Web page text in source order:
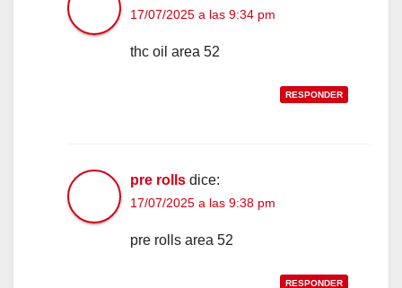
17/07/2025 a las 9:34 pm
thc oil area 52
RESPONDER
pre rolls dice:
17/07/2025 a las 9:38 pm
pre rolls area 52
RESPONDER